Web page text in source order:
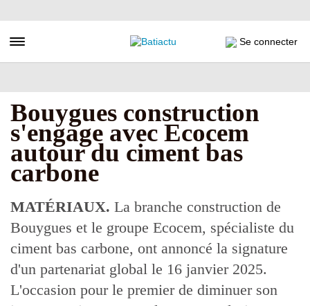
au
principal
Toggle navigation Se connecter
Bouygues construction
s'engage avec Ecocem
autour du ciment bas
carbone
MATÉRIAUX. La branche construction de
Bouygues et le groupe Ecocem, spécialiste du
ciment bas carbone, ont annoncé la signature
d'un partenariat global le 16 janvier 2025.
L'occasion pour le premier de diminuer son